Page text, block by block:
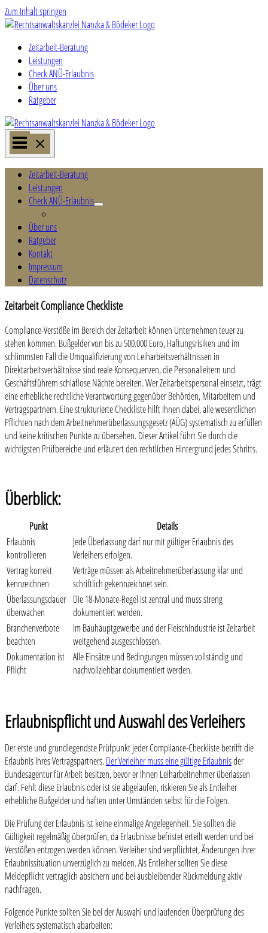
Zum Inhalt springen
Zeitarbeit-Beratung
Leistungen
Check ANÜ-Erlaubnis
Über uns
Ratgeber
Zeitarbeit-Beratung
Leistungen
Check ANÜ-Erlaubnis
Über uns
Ratgeber
Kontakt
Impressum
Datenschutz
Zeitarbeit Compliance Checkliste
Compliance-Verstöße im Bereich der Zeitarbeit können Unternehmen teuer zu
stehen kommen. Bußgelder von bis zu 500.000 Euro, Haftungsrisiken und im
schlimmsten Fall die Umqualifizierung von Leiharbeitsverhältnissen in
Direktarbeitsverhältnisse sind reale Konsequenzen, die Personalleitern und
Geschäftsführern schlaflose Nächte bereiten. Wer Zeitarbeitspersonal einsetzt, trägt
eine erhebliche rechtliche Verantwortung gegenüber Behörden, Mitarbeitern und
Vertragspartnern. Eine strukturierte Checkliste hilft Ihnen dabei, alle wesentlichen
Pflichten nach dem Arbeitnehmerüberlassungsgesetz (AÜG) systematisch zu erfüllen
und keine kritischen Punkte zu übersehen. Dieser Artikel führt Sie durch die
wichtigsten Prüfbereiche und erläutert den rechtlichen Hintergrund jedes Schritts.
Überblick:
Punkt
Details
Erlaubnis
kontrollieren
Jede Überlassung darf nur mit gültiger Erlaubnis des
Verleihers erfolgen.
Vertrag korrekt
kennzeichnen
Verträge müssen als Arbeitnehmerüberlassung klar und
schriftlich gekennzeichnet sein.
Überlassungsdauer
überwachen
Die 18-Monate-Regel ist zentral und muss streng
dokumentiert werden.
Branchenverbote
beachten
Im Bauhauptgewerbe und der Fleischindustrie ist Zeitarbeit
weitgehend ausgeschlossen.
Dokumentation ist
Pflicht
Alle Einsätze und Bedingungen müssen vollständig und
nachvollziehbar dokumentiert werden.
Erlaubnispflicht und Auswahl des Verleihers
Der erste und grundlegendste Prüfpunkt jeder Compliance-Checkliste betrifft die
Erlaubnis Ihres Vertragspartners.Der Verleiher muss eine gültige Erlaubnisder
Bundesagentur für Arbeit besitzen, bevor er Ihnen Leiharbeitnehmer überlassen
darf. Fehlt diese Erlaubnis oder ist sie abgelaufen, riskieren Sie als Entleiher
erhebliche Bußgelder und haften unter Umständen selbst für die Folgen.
Die Prüfung der Erlaubnis ist keine einmalige Angelegenheit. Sie sollten die
Gültigkeit regelmäßig überprüfen, da Erlaubnisse befristet erteilt werden und bei
Verstößen entzogen werden können. Verleiher sind verpflichtet, Änderungen ihrer
Erlaubnissituation unverzüglich zu melden. Als Entleiher sollten Sie diese
Meldepflicht vertraglich absichern und bei ausbleibender Rückmeldung aktiv
nachfragen.
Folgende Punkte sollten Sie bei der Auswahl und laufenden Überprüfung des
Verleihers systematisch abarbeiten: